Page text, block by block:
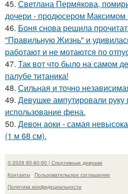
45. Светлана Пермякова,
дочери - продюсером
46. Боня снова решила
"Правильную Жизнь" и
работают и не мотаются по
47. Так вот что было на самом
палубе титаника!
48. Сильная и точно
49. Девушке ампутировали руку
использование фена.
50. Девон аоки - самая
(1 м 68 см).
© 2026 90-60-90 | Спортивные девушки
Контакты
Пользовательское соглашение
Политика конфидециальности